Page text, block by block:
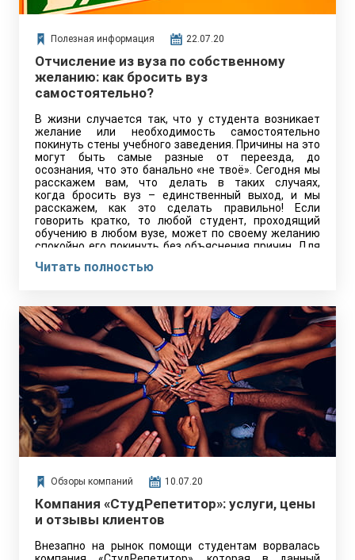
Полезная информация 22.07.20
Отчисление из вуза по собственному
желанию: как бросить вуз
самостоятельно?
В жизни случается так, что у студента возникает
желание или необходимость самостоятельно
покинуть стены учебного заведения. Причины на это
могут быть самые разные от переезда, до
осознания, что это банально «не твоё». Сегодня мы
расскажем вам, что делать в таких случаях,
когда бросить вуз – единственный выход, и мы
расскажем, как это сделать правильно! Если
говорить кратко, то любой студент, проходящий
обучению в любом вузе, может по своему желанию
спокойно его покинуть без объяснения причин. Для
ректора по образцу, который хранится в деканате.
Читать полностью
Обзоры компаний 10.07.20
Компания «СтудРепетитор»: услуги, цены
и отзывы клиентов
Внезапно на рынок помощи студентам ворвалась